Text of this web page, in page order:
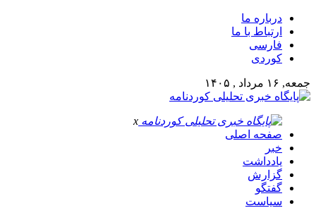
درباره ما
ارتباط با ما
فارسی
کوردی
جمعه, ۱۶ مرداد , ۱۴۰۵
x
صفحه اصلی
خبر
یادداشت
گزارش
گفتگو
سیاست